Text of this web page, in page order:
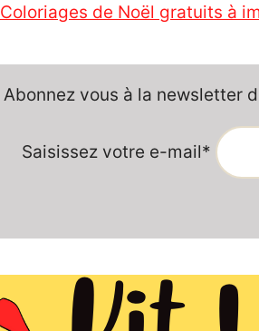
Coloriages de Noël gratuits à
Abonnez vous à la newsletter
Saisissez votre e-mail*